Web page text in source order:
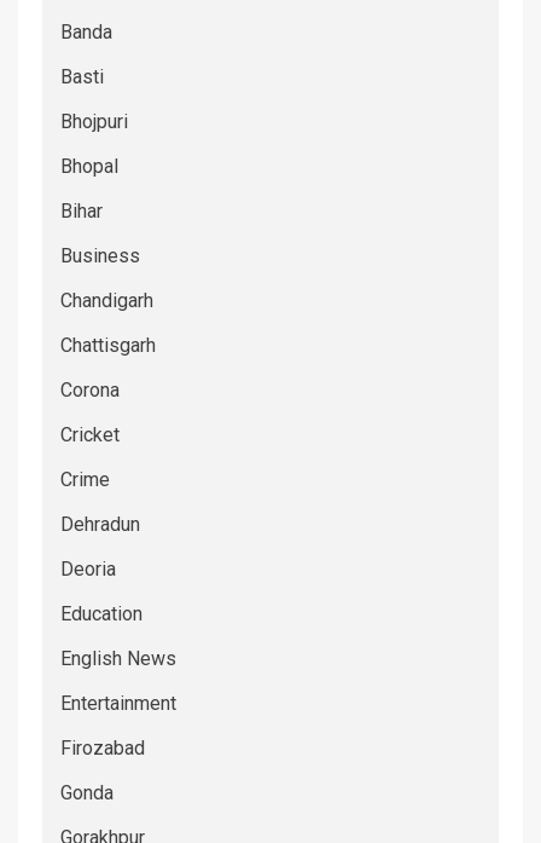
Banda
Basti
Bhojpuri
Bhopal
Bihar
Business
Chandigarh
Chattisgarh
Corona
Cricket
Crime
Dehradun
Deoria
Education
English News
Entertainment
Firozabad
Gonda
Gorakhpur